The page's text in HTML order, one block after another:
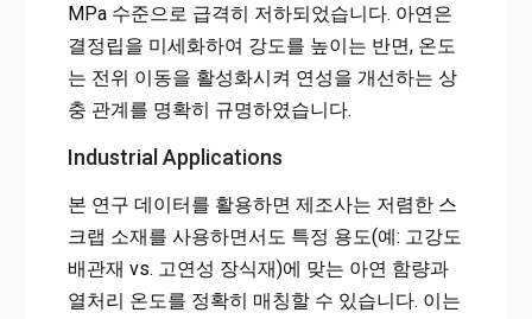
MPa 수준으로 급격히 저하되었습니다. 아연은
결정립을 미세화하여 강도를 높이는 반면, 온도
는 전위 이동을 활성화시켜 연성을 개선하는 상
충 관계를 명확히 규명하였습니다.
Industrial Applications
본 연구 데이터를 활용하면 제조사는 저렴한 스
크랩 소재를 사용하면서도 특정 용도(예: 고강도
배관재 vs. 고연성 장식재)에 맞는 아연 함량과
열처리 온도를 정확히 매칭할 수 있습니다. 이는